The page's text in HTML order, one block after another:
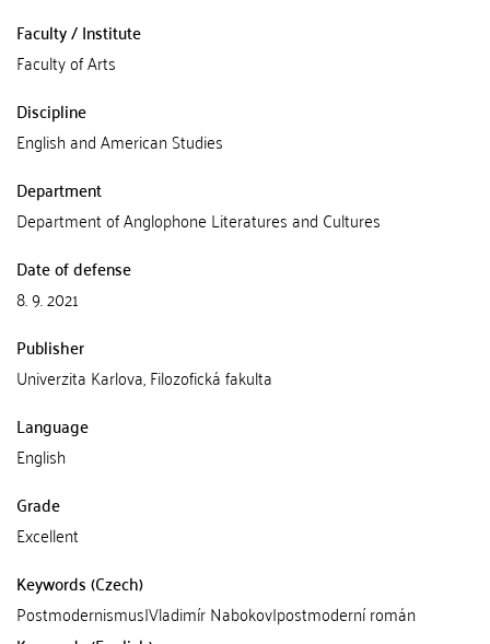
Faculty / Institute
Faculty of Arts
Discipline
English and American Studies
Department
Department of Anglophone Literatures and Cultures
Date of defense
8. 9. 2021
Publisher
Univerzita Karlova, Filozofická fakulta
Language
English
Grade
Excellent
Keywords (Czech)
Postmodernismus|Vladimír Nabokov|postmoderní román